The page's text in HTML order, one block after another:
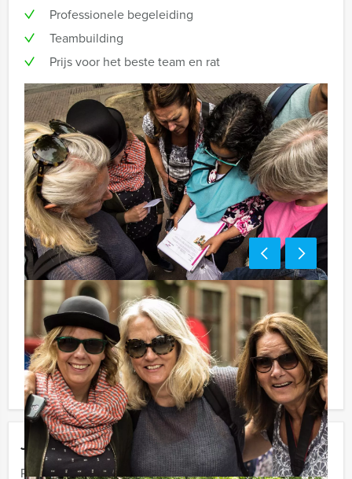
Jouw uitje
Prijs :
Professionele begeleiding
Teambuilding
Prijs voor het beste team en rat
Reservering voor kleinere groepen:
Komt u niet aan het minimale aantal deelnemers voor
dit arrangement? Als u bereid bent voor het minimale
aantal te betalen, kunt u ook gewoon voor minder
personen boeken!